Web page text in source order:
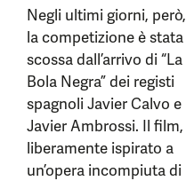
Negli ultimi giorni, però,
la competizione è stata
scossa dall’arrivo di “La
Bola Negra” dei registi
spagnoli Javier Calvo e
Javier Ambrossi. Il film,
liberamente ispirato a
un’opera incompiuta di